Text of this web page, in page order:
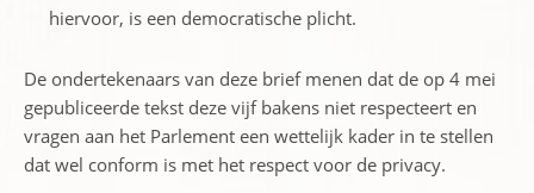
hiervoor, is een democratische plicht.
De ondertekenaars van deze brief menen dat de op 4 mei
gepubliceerde tekst deze vijf bakens niet respecteert en
vragen aan het Parlement een wettelijk kader in te stellen
dat wel conform is met het respect voor de privacy.